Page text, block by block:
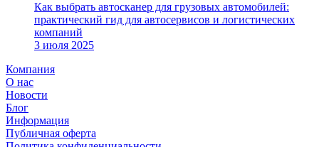
Как выбрать автосканер для грузовых автомобилей:
практический гид для автосервисов и логистических
компаний
3 июля 2025
Компания
О нас
Новости
Блог
Информация
Публичная оферта